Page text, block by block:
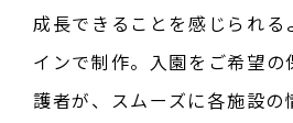
成長できることを感じられる
インで制作。入園をご希望
護者が、スムーズに各施設の